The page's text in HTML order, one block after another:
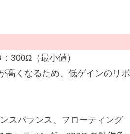
300Ω（最小値）
高くなるため、低ゲインのリボ
スバランス、フローティング